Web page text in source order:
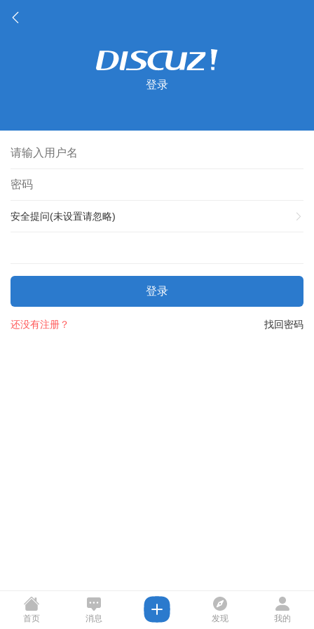
登录
安全提问(未设置请忽略)
登录
找回密码
还没有注册？
首页 消息 发现 我的